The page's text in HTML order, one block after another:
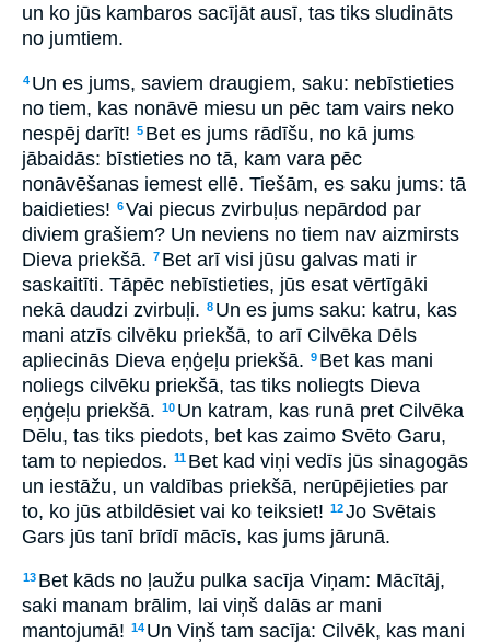
un ko jūs kambaros sacījāt ausī, tas tiks sludināts
no jumtiem.
4 Un es jums, saviem draugiem, saku: nebīstieties
no tiem, kas nonāvē miesu un pēc tam vairs neko
nespēj darīt! 5 Bet es jums rādīšu, no kā jums
jābaidās: bīstieties no tā, kam vara pēc
nonāvēšanas iemest ellē. Tiešām, es saku jums: tā
baidieties! 6Vai piecus zvirbuļus nepārdod par
diviem grašiem? Un neviens no tiem nav aizmirsts
Dieva priekšā. 7 Bet arī visi jūsu galvas mati ir
saskaitīti. Tāpēc nebīstieties, jūs esat vērtīgāki
nekā daudzi zvirbuļi. 8 Un es jums saku: katru, kas
mani atzīs cilvēku priekšā, to arī Cilvēka Dēls
apliecinās Dieva eņģeļu priekšā. 9 Bet kas mani
noliegs cilvēku priekšā, tas tiks noliegts Dieva
eņģeļu priekšā. 10 Un katram, kas runā pret Cilvēka
Dēlu, tas tiks piedots, bet kas zaimo Svēto Garu,
tam to nepiedos. 11 Bet kad viņi vedīs jūs sinagogās
un iestāžu, un valdības priekšā, nerūpējieties par
to, ko jūs atbildēsiet vai ko teiksiet! 12Jo Svētais
Gars jūs tanī brīdī mācīs, kas jums jārunā.
13 Bet kāds no ļaužu pulka sacīja Viņam: Mācītāj,
saki manam brālim, lai viņš dalās ar mani
mantojumā! 14 Un Viņš tam sacīja: Cilvēk, kas mani